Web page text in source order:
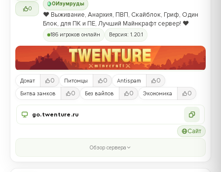
0
0 Изумруды
❤️ Выживание, Анархия, ПВП, Скайблок, Гриф, Один
Блок, для ПК и ПЕ, Лучший Майнкрафт сервер! ❤️
186 игроков онлайн Версия: 1.20.1
Донат 0 Питомцы 0 Antispam 0
Битва замков 0 Без вайпов 0 Экономика 0
go.twenture.ru
Сайт
Обзор сервера